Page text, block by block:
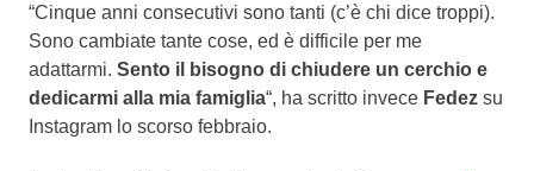
“Cinque anni consecutivi sono tanti (c’è chi dice troppi).
Sono cambiate tante cose, ed è difficile per me
adattarmi. Sento il bisogno di chiudere un cerchio e
dedicarmi alla mia famiglia“, ha scritto invece Fedez su
Instagram lo scorso febbraio.